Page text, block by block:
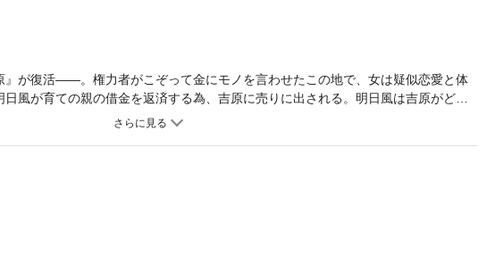
』が復活――。権力者がこぞって金にモノを言わせたこの地で、女は疑似恋愛と体
風が育ての親の借金を返済する為、吉原に売りに出される。明日風は吉原がどう
、偶然、遊女が男に体を売っている場面に遭遇。自分がここで男に消費されるのだ